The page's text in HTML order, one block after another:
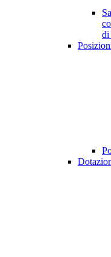
di